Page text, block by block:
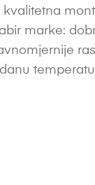
kvalitetna
marke: